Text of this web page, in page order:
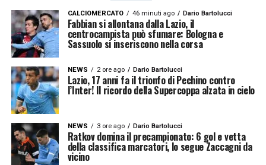
CALCIOMERCATO 46 minuti ago Dario Bartolucci
Fabbian si allontana dalla Lazio, il
centrocampista può sfumare: Bologna e
Sassuolo si inseriscono nella corsa
NEWS 2 ore ago Dario Bartolucci
Lazio, 17 anni fa il trionfo di Pechino contro
l’Inter! Il ricordo della Supercoppa alzata in cielo
NEWS 3 ore ago Dario Bartolucci
Ratkov domina il precampionato: 6 gol e vetta
della classifica marcatori, lo segue Zaccagni da
vicino